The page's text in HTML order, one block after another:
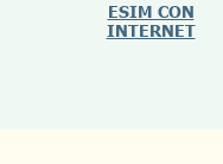
ESIM CON
INTERNET